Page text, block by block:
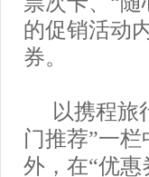
的促销活动
券。
以携程旅
门推荐”一
外，在“优